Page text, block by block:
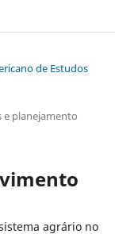
de Estudos
e planejamento
agrário no